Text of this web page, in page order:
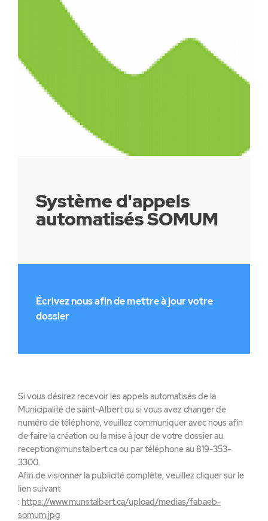
Santé & sécurité
Travaux publics
Système d'appels
automatisés SOMUM
Écrivez nous afin de mettre à jour votre
dossier
Si vous désirez recevoir les appels automatisés de la
Municipalité de saint-Albert ou si vous avez changer de
numéro de téléphone, veuillez communiquer avec nous afin
de faire la création ou la mise à jour de votre dossier au
reception@munstalbert.ca ou par téléphone au 819-353-
3300.
Afin de visionner la publicité complète, veuillez cliquer sur le
lien suivant
: https://www.munstalbert.ca/upload/medias/fabaeb-
somum.jpg